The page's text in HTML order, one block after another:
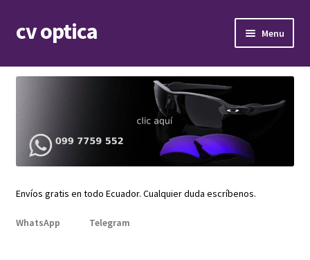
Skip
to
Skip
to
cv optica Menu
Armazones de lentes
child
menu
Expand
Repuestos
menu
Envíos gratis en todo Ecuador. Cualquier duda escríbenos.
WhatsApp Telegram